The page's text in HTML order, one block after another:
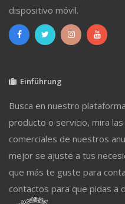
dispositivo móvil.
Einführung
Busca en nuestro
producto o servicio, mira
comerciales de nuestros
mejor se ajuste a tus
que más te guste para
contactos para que pidas a